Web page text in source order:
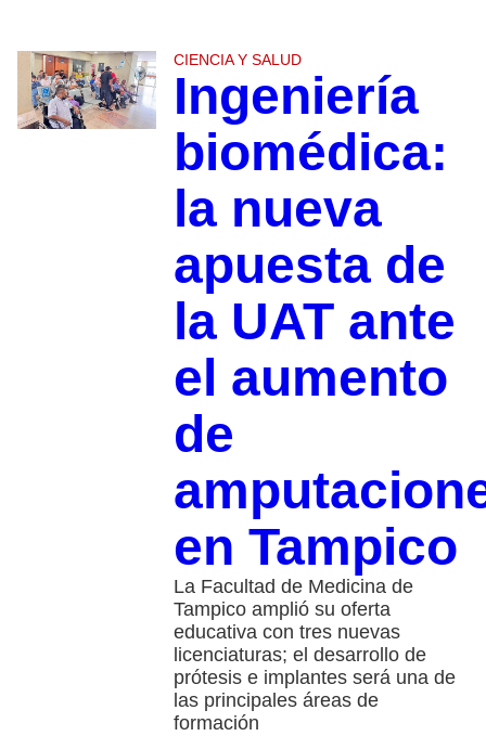
CIENCIA Y SALUD
Ingeniería
biomédica:
la nueva
apuesta de
la UAT ante
el aumento
de
en Tampico
La Facultad de Medicina de
Tampico amplió su oferta
educativa con tres nuevas
licenciaturas; el desarrollo de
prótesis e implantes será una de
las principales áreas de
formación